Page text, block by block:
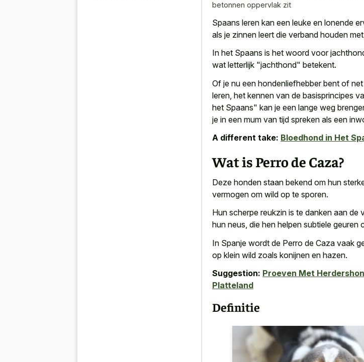
betonnen oppervlak zit
Spaans leren kan een leuke en lonende
als je zinnen leert die verband houden
In het Spaans is het woord voor
wat letterlijk "jachthond" betekent.
Of je nu een hondenliefhebber bent of
leren, het kennen van de basisprincipes
het Spaans" kan je een lange weg
je in een mum van tijd spreken als een
A different take: Bloedhond in Het
Wat is Perro de Caza?
Deze honden staan bekend om hun
vermogen om wild op te sporen.
Hun scherpe reukzin is te danken aan de
hun neus, die hen helpen subtiele geuren
In Spanje wordt de Perro de Caza vaak
op klein wild zoals konijnen en hazen.
Suggestion: Proeven Met
Platteland
Definitie